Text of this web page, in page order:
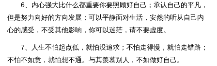
6、内心强大比什么都重要你要照顾好自己；承认自己的平凡，
但是努力向好的方向发展；可以平静面对生活，安然的听从自己内
心的感受，不受其他影响，你可以迷茫，请不要虚度。
7、人生不怕起点低，就怕没追求；不怕走得慢，就怕走错路；
不怕不如意，就怕想不通。与其羡慕别人，不如做好自己。